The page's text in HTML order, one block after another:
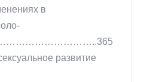
в
……………………………..365
развитие